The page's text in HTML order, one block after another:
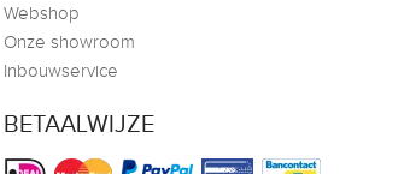
Webshop
Onze showroom
Inbouwservice
BETAALWIJZE